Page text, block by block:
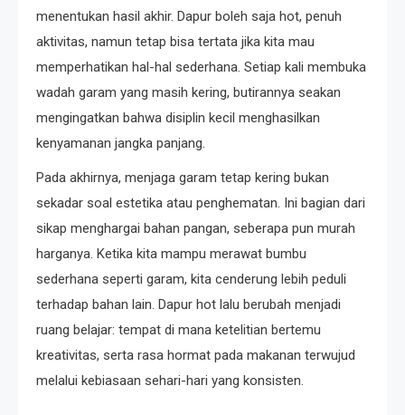
menentukan hasil akhir. Dapur boleh saja hot, penuh
aktivitas, namun tetap bisa tertata jika kita mau
memperhatikan hal-hal sederhana. Setiap kali membuka
wadah garam yang masih kering, butirannya seakan
mengingatkan bahwa disiplin kecil menghasilkan
kenyamanan jangka panjang.
Pada akhirnya, menjaga garam tetap kering bukan
sekadar soal estetika atau penghematan. Ini bagian dari
sikap menghargai bahan pangan, seberapa pun murah
harganya. Ketika kita mampu merawat bumbu
sederhana seperti garam, kita cenderung lebih peduli
terhadap bahan lain. Dapur hot lalu berubah menjadi
ruang belajar: tempat di mana ketelitian bertemu
kreativitas, serta rasa hormat pada makanan terwujud
melalui kebiasaan sehari-hari yang konsisten.